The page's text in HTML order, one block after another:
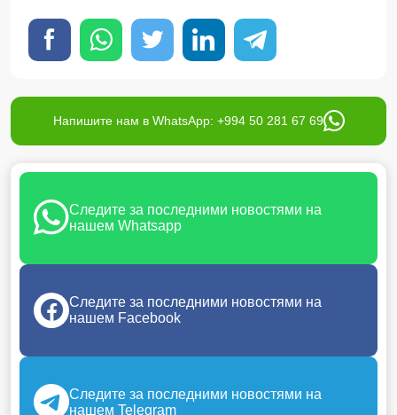
Напишите нам в WhatsApp: +994 50 281 67 69
Следите за последними новостями на
нашем Whatsapp
Следите за последними новостями на
нашем Facebook
Следите за последними новостями на
нашем Telegram